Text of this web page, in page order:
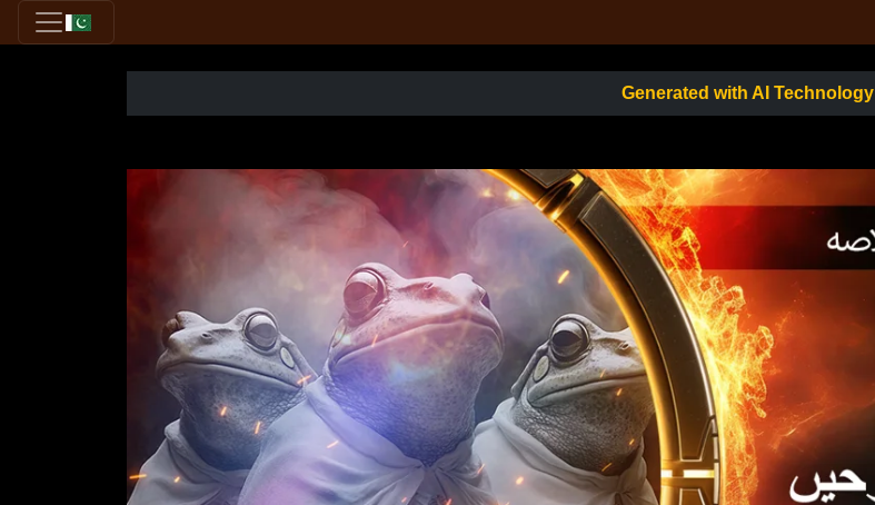
Generated with AI Technology